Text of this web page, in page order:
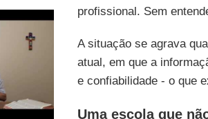
profissional. Sem
A situação se agrava
atual, em que a
e confiabilidade - o que
Uma escola que